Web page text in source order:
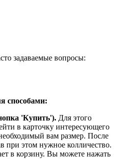
задаваемые вопросы:
способами:
'Купить'). Для этого
в карточку интересующего
вам размер. После
при этом нужное колличество.
в корзину. Вы можете нажать